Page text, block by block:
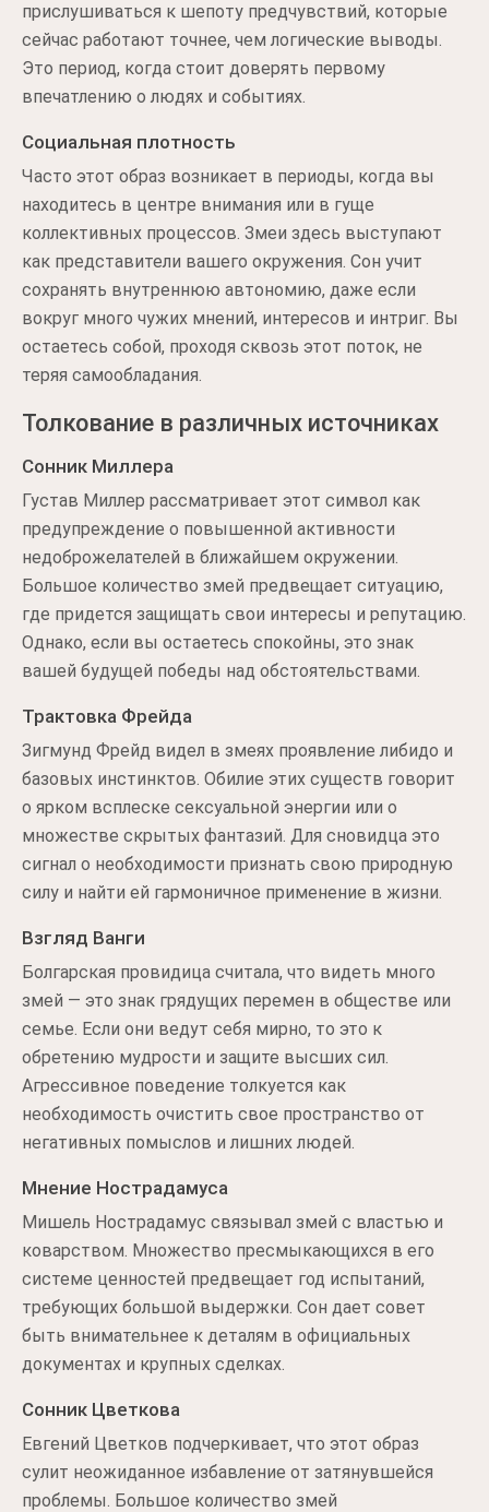
прислушиваться к шепоту предчувствий, которые
сейчас работают точнее, чем логические выводы.
Это период, когда стоит доверять первому
впечатлению о людях и событиях.
Социальная плотность
Часто этот образ возникает в периоды, когда вы
находитесь в центре внимания или в гуще
коллективных процессов. Змеи здесь выступают
как представители вашего окружения. Сон учит
сохранять внутреннюю автономию, даже если
вокруг много чужих мнений, интересов и интриг. Вы
остаетесь собой, проходя сквозь этот поток, не
теряя самообладания.
Толкование в различных источниках
Сонник Миллера
Густав Миллер рассматривает этот символ как
предупреждение о повышенной активности
недоброжелателей в ближайшем окружении.
Большое количество змей предвещает ситуацию,
где придется защищать свои интересы и репутацию.
Однако, если вы остаетесь спокойны, это знак
вашей будущей победы над обстоятельствами.
Трактовка Фрейда
Зигмунд Фрейд видел в змеях проявление либидо и
базовых инстинктов. Обилие этих существ говорит
о ярком всплеске сексуальной энергии или о
множестве скрытых фантазий. Для сновидца это
сигнал о необходимости признать свою природную
силу и найти ей гармоничное применение в жизни.
Взгляд Ванги
Болгарская провидица считала, что видеть много
змей — это знак грядущих перемен в обществе или
семье. Если они ведут себя мирно, то это к
обретению мудрости и защите высших сил.
Агрессивное поведение толкуется как
необходимость очистить свое пространство от
негативных помыслов и лишних людей.
Мнение Нострадамуса
Мишель Нострадамус связывал змей с властью и
коварством. Множество пресмыкающихся в его
системе ценностей предвещает год испытаний,
требующих большой выдержки. Сон дает совет
быть внимательнее к деталям в официальных
документах и крупных сделках.
Сонник Цветкова
Евгений Цветков подчеркивает, что этот образ
сулит неожиданное избавление от затянувшейся
проблемы. Большое количество змей